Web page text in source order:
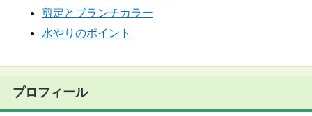
剪定とブランチカラー
水やりのポイント
プロフィール